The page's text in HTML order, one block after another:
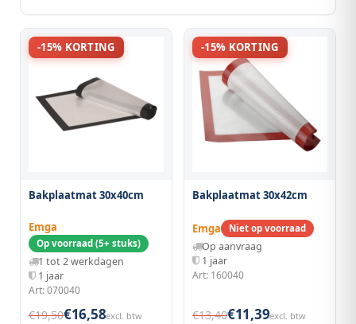
-15% KORTING
Bakplaatmat 30x40cm
Emga
Op voorraad (5+ stuks)
1 tot 2 werkdagen
1 jaar
Art: 070040
€19,50€16,58excl. btw
-15% KORTING
Bakplaatmat 30x42cm
Emga Niet op voorraad
Op aanvraag
1 jaar
Art: 160040
€13,40€11,39excl. btw